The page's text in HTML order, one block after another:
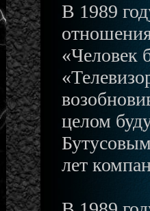
В 1989
«Человек
целом
лет